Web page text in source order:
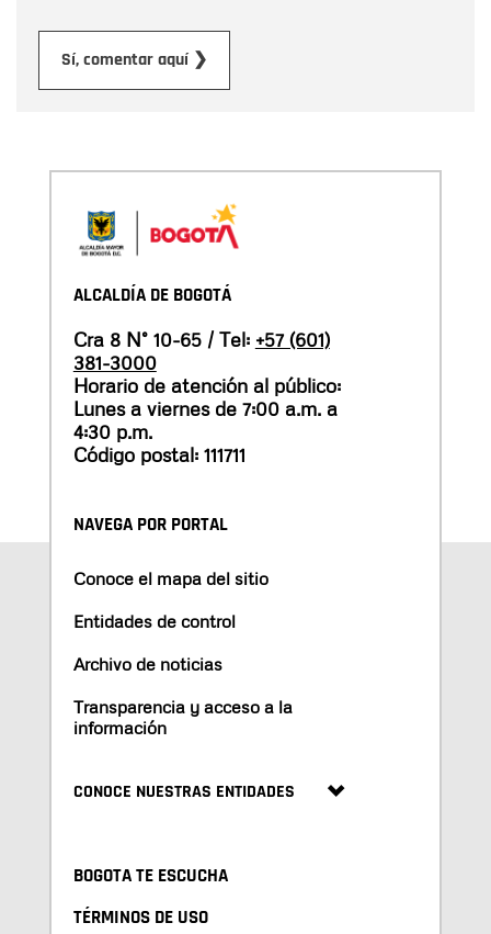
Sí, comentar aquí ❯
ALCALDÍA DE BOGOTÁ
Cra 8 N° 10-65 / Tel: +57 (601)
381-3000
Horario de atención al público:
Lunes a viernes de 7:00 a.m. a
4:30 p.m.
Código postal: 111711
NAVEGA POR PORTAL
Conoce el mapa del sitio
Entidades de control
Archivo de noticias
Transparencia y acceso a la
información
CONOCE NUESTRAS ENTIDADES
BOGOTA TE ESCUCHA
TÉRMINOS DE USO